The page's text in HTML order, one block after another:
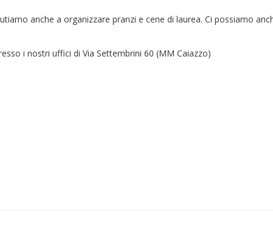
anche a organizzare pranzi e cene di laurea. Ci possiamo
i nostri uffici di Via Settembrini 60 (MM Caiazzo)